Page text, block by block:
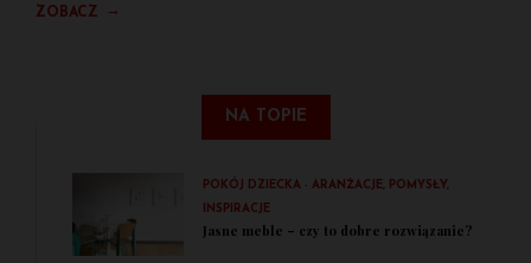
ZOBACZ →
NA TOPIE
POKÓJ DZIECKA - ARANŻACJE, POMYSŁY,
INSPIRACJE
Jasne meble – czy to dobre rozwiązanie?